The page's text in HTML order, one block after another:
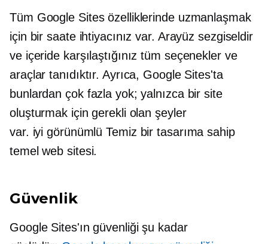
Tüm Google Sites özelliklerinde uzmanlaşmak
için bir saate ihtiyacınız var. Arayüz sezgiseldir
ve içeride karşılaştığınız tüm seçenekler ve
araçlar tanıdıktır. Ayrıca, Google Sites'ta
bunlardan çok fazla yok; yalnızca bir site
oluşturmak için gerekli olan şeyler
var. iyi görünümlü Temiz bir tasarıma sahip
temel web sitesi.
Güvenlik
Google Sites'ın güvenliği şu kadar